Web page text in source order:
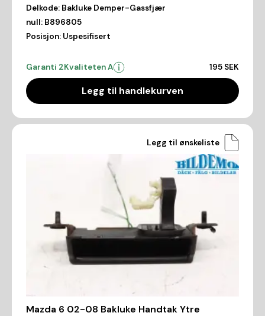
Delkode: Bakluke Demper-Gassfjær
null: B896805
Posisjon: Uspesifisert
Garanti 2Kvaliteten A 195 SEK
Legg til handlekurven
Legg til ønskeliste
Mazda 6 02-08 Bakluke Handtak Ytre